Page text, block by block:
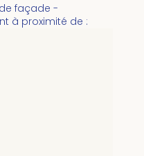
façade -
à proximité de :